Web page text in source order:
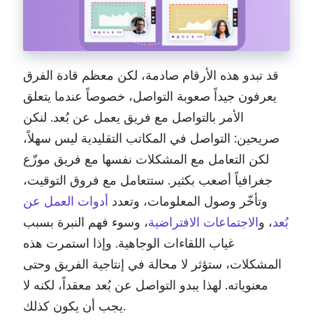
قد تبدو هذه الأرقام صادمة، لكن معظم قادة الفرق
يعرفون جيداً صعوبة التواصل، خصوصاً عندما يتعلق
الأمر بالتواصل مع فريق يعمل عن بُعد. لنكن
صريحين: التواصل في المكاتب التقليدية ليس سهلاً،
لكن التعامل مع المشكلات نفسها مع فريق موزّع
جغرافياً أصعب بكثير. ستتعامل مع فروق التوقيت،
وتأخّر وصول المعلومات، وتعدد أدوات العمل عن
بُعد، والاجتماعات الافتراضية، وسوء فهم النبرة بسبب
غياب اللقاءات الوجاهية. وإذا استمرت هذه
المشكلات، ستؤثر لا محالة في إنتاجية الفريق وحتى
معنوياته. لهذا يبدو التواصل عن بُعد معقداً، لكنه لا
يجب أن يكون كذلك.